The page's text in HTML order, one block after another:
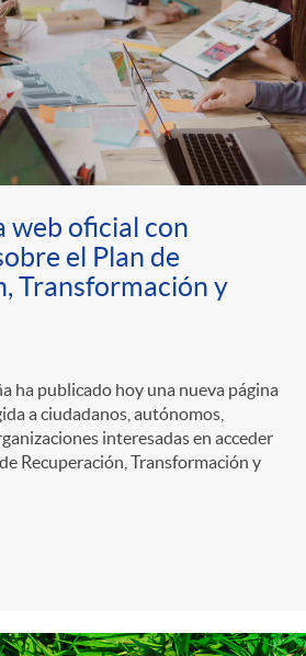
web oficial con
el Plan de
Transformación y
ha publicado hoy una nueva página
a ciudadanos, autónomos,
interesadas en acceder
Recuperación, Transformación y